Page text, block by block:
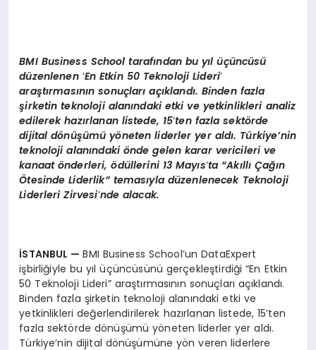
BMI Business School tarafından bu yıl üçüncüsü
düzenlenen ‘En Etkin 50 Teknoloji Lideri’
araştırmasının sonuçları açıklandı. Binden fazla
şirketin teknoloji alanındaki etki ve yetkinlikleri analiz
edilerek hazırlanan listede, 15’ten fazla sektörde
dijital dönüşümü yöneten liderler yer aldı. Türkiye’nin
teknoloji alanındaki önde gelen karar vericileri ve
kanaatönderleri,ödüllerini 13 Mayıs’ta “Akıllı Çağın
Ötesinde Liderlik”temasıyla düzenlenecek Teknoloji
Liderleri Zirvesi’nde alacak.
İSTANBUL —BMI Business School’un DataExpert
işbirliğiyle bu yıl üçüncüsünü gerçekleştirdiği “En Etkin
50 Teknoloji Lideri” araştırmasının sonuçları açıklandı.
Binden fazla şirketin teknoloji alanındaki etki ve
yetkinlikleri değerlendirilerek hazırlanan listede, 15’ten
fazla sektörde dönüşümü yöneten liderler yer aldı.
Türkiye’nin dijital dönüşümüne yön veren liderlere